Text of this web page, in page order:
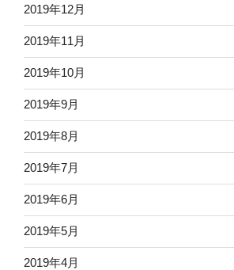
2019年12月
2019年11月
2019年10月
2019年9月
2019年8月
2019年7月
2019年6月
2019年5月
2019年4月